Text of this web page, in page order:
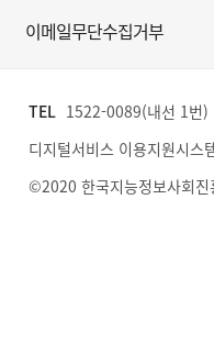
이메일무단수집거부
TEL 1522-0089(내선 1번
디지털서비스 이용지원시스
©2020 한국지능정보사회진